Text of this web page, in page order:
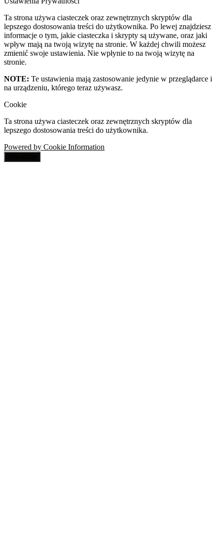
Ta strona używa ciasteczek oraz zewnętrznych skryptów dla
lepszego dostosowania treści do użytkownika. Po lewej znajdziesz
informacje o tym, jakie ciasteczka i skrypty są używane, oraz jaki
wpływ mają na twoją wizytę na stronie. W każdej chwili możesz
zmienić swoje ustawienia. Nie wpłynie to na twoją wizytę na
stronie.
NOTE: Te ustawienia mają zastosowanie jedynie w przeglądarce i
na urządzeniu, którego teraz używasz.
Cookie
Ta strona używa ciasteczek oraz zewnętrznych skryptów dla
lepszego dostosowania treści do użytkownika.
Powered by Cookie Information